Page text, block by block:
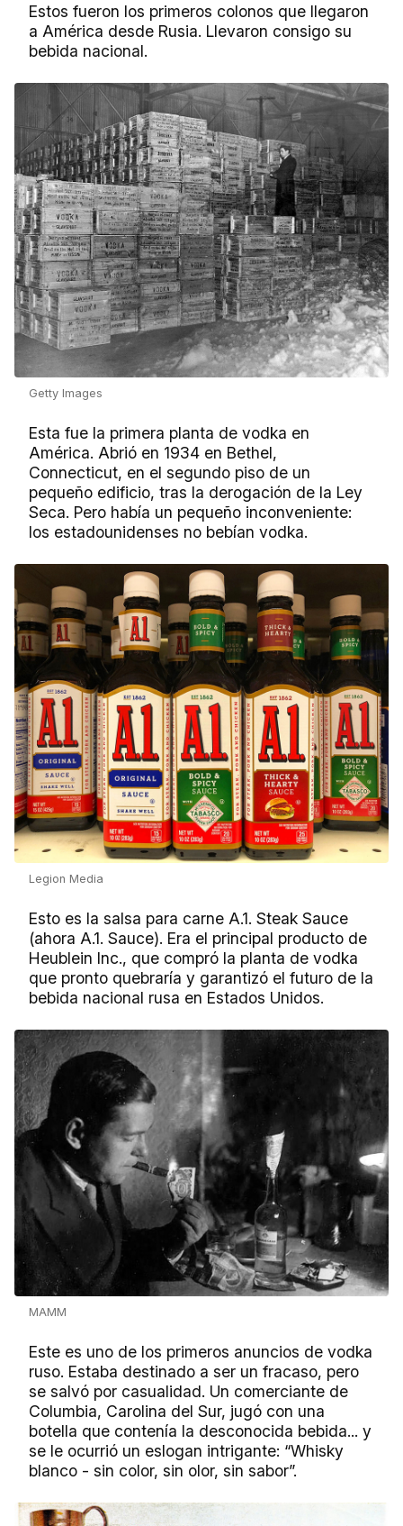
Estos fueron los primeros colonos que llegaron
a América desde Rusia. Llevaron consigo su
bebida nacional.
Getty Images
Esta fue la primera planta de vodka en
América. Abrió en 1934 en Bethel,
Connecticut, en el segundo piso de un
pequeño edificio, tras la derogación de la Ley
Seca. Pero había un pequeño inconveniente:
los estadounidenses no bebían vodka.
Legion Media
Esto es la salsa para carne A.1. Steak Sauce
(ahora A.1. Sauce). Era el principal producto de
Heublein Inc., que compró la planta de vodka
que pronto quebraría y garantizó el futuro de la
bebida nacional rusa en Estados Unidos.
MAMM
Este es uno de los primeros anuncios de vodka
ruso. Estaba destinado a ser un fracaso, pero
se salvó por casualidad. Un comerciante de
Columbia, Carolina del Sur, jugó con una
botella que contenía la desconocida bebida... y
se le ocurrió un eslogan intrigante: “Whisky
blanco - sin color, sin olor, sin sabor”.